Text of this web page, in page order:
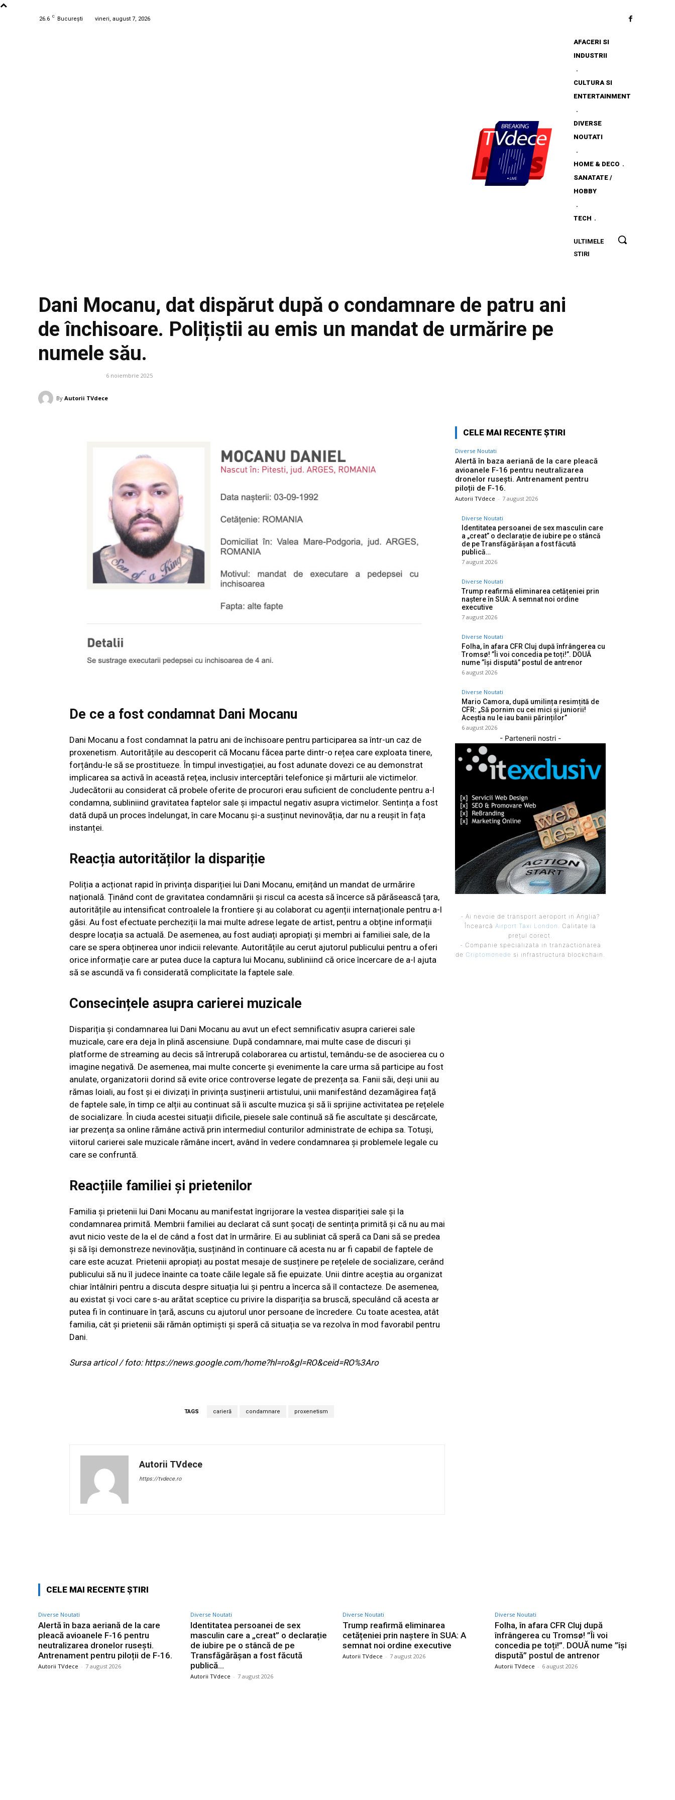
26.6 C București vineri, august 7, 2026
AFACERI SI
INDUSTRII
CULTURA SI
ENTERTAINMENT
DIVERSE
NOUTATI
HOME & DECO
SANATATE /
HOBBY
TECH
ULTIMELE
STIRI
Alertă în
Dani Mocanu, dat dispărut după o condamnare de patru ani
de închisoare. Polițiștii au emis un mandat de urmărire pe
numele său.
6 noiembrie 2025
By Autorii TVdece
De ce a fost condamnat Dani Mocanu
Dani Mocanu a fost condamnat la patru ani de închisoare pentru participarea sa într-un caz de
proxenetism. Autoritățile au descoperit că Mocanu făcea parte dintr-o rețea care exploata tinere,
forțându-le să se prostitueze. În timpul investigației, au fost adunate dovezi ce au demonstrat
implicarea sa activă în această rețea, inclusiv interceptări telefonice și mărturii ale victimelor.
Judecătorii au considerat că probele oferite de procurori erau suficient de concludente pentru a-l
condamna, subliniind gravitatea faptelor sale și impactul negativ asupra victimelor. Sentința a fost
dată după un proces îndelungat, în care Mocanu și-a susținut nevinovăția, dar nu a reușit în fața
instanței.
Reacția autorităților la dispariție
Poliția a acționat rapid în privința dispariției lui Dani Mocanu, emițând un mandat de urmărire
națională. Ținând cont de gravitatea condamnării și riscul ca acesta să încerce să părăsească țara,
autoritățile au intensificat controalele la frontiere și au colaborat cu agenții internaționale pentru a-l
găsi. Au fost efectuate percheziții la mai multe adrese legate de artist, pentru a obține informații
despre locația sa actuală. De asemenea, au fost audiați apropiați și membri ai familiei sale, de la
care se spera obținerea unor indicii relevante. Autoritățile au cerut ajutorul publicului pentru a oferi
orice informație care ar putea duce la captura lui Mocanu, subliniind că orice încercare de a-l ajuta
să se ascundă va fi considerată complicitate la faptele sale.
Consecințele asupra carierei muzicale
Dispariția și condamnarea lui Dani Mocanu au avut un efect semnificativ asupra carierei sale
muzicale, care era deja în plină ascensiune. După condamnare, mai multe case de discuri și
platforme de streaming au decis să întrerupă colaborarea cu artistul, temându-se de asocierea cu o
imagine negativă. De asemenea, mai multe concerte și evenimente la care urma să participe au fost
anulate, organizatorii dorind să evite orice controverse legate de prezența sa. Fanii săi, deși unii au
rămas loiali, au fost și ei divizați în privința susținerii artistului, unii manifestând dezamăgirea față
de faptele sale, în timp ce alții au continuat să îi asculte muzica și să îi sprijine activitatea pe rețelele
de socializare. În ciuda acestei situații dificile, piesele sale continuă să fie ascultate și descărcate,
iar prezența sa online rămâne activă prin intermediul conturilor administrate de echipa sa. Totuși,
viitorul carierei sale muzicale rămâne incert, având în vedere condamnarea și problemele legale cu
care se confruntă.
Reacțiile familiei și prietenilor
Familia și prietenii lui Dani Mocanu au manifestat îngrijorare la vestea dispariției sale și la
condamnarea primită. Membrii familiei au declarat că sunt șocați de sentința primită și că nu au mai
avut nicio veste de la el de când a fost dat în urmărire. Ei au subliniat că speră ca Dani să se predea
și să își demonstreze nevinovăția, susținând în continuare că acesta nu ar fi capabil de faptele de
care este acuzat. Prietenii apropiați au postat mesaje de susținere pe rețelele de socializare, cerând
publicului să nu îl judece înainte ca toate căile legale să fie epuizate. Unii dintre aceștia au organizat
chiar întâlniri pentru a discuta despre situația lui și pentru a încerca să îl contacteze. De asemenea,
au existat și voci care s-au arătat sceptice cu privire la dispariția sa bruscă, speculând că acesta ar
putea fi în continuare în țară, ascuns cu ajutorul unor persoane de încredere. Cu toate acestea, atât
familia, cât și prietenii săi rămân optimiști și speră că situația se va rezolva în mod favorabil pentru
Dani.
Sursa articol / foto: https://news.google.com/home?hl=ro&gl=RO&ceid=RO%3Aro
TAGS carieră condamnare proxenetism
Autorii TVdece
https://tvdece.ro
CELE MAI RECENTE ȘTIRI
Diverse Noutati
Alertă în baza aeriană de la care pleacă
avioanele F-16 pentru neutralizarea
dronelor rusești. Antrenament pentru
piloții de F-16.
Autorii TVdece - 7 august 2026
Diverse Noutati
Identitatea persoanei de sex masculin care
a „creat” o declarație de iubire pe o stâncă
de pe Transfăgărășan a fost făcută
publică…
7 august 2026
Diverse Noutati
Trump reafirmă eliminarea cetățeniei prin
naștere în SUA: A semnat noi ordine
executive
7 august 2026
Diverse Noutati
Folha, în afara CFR Cluj după înfrângerea cu
Tromsø! ”Îi voi concedia pe toți!”. DOUĂ
nume ”își dispută” postul de antrenor
6 august 2026
Diverse Noutati
Mario Camora, după umilința resimțită de
CFR: „Să pornim cu cei mici și juniorii!
Aceștia nu le iau banii părinților”
6 august 2026
- Partenerii nostri -
- Ai nevoie de transport aeroport in Anglia?
Încearcă Airport Taxi London . Calitate la
prețul corect.
- Companie specializata in tranzactionarea
de Criptomonede si infrastructura blockchain.
CELE MAI RECENTE ȘTIRI
Diverse Noutati
Alertă în baza aeriană de la care
pleacă avioanele F-16 pentru
neutralizarea dronelor rusești.
Antrenament pentru piloții de F-16.
Autorii TVdece - 7 august 2026
Diverse Noutati
Identitatea persoanei de sex
masculin care a „creat” o declarație
de iubire pe o stâncă de pe
Transfăgărășan a fost făcută
publică…
Autorii TVdece - 7 august 2026
Diverse Noutati
Trump reafirmă eliminarea
cetățeniei prin naștere în SUA: A
semnat noi ordine executive
Autorii TVdece - 7 august 2026
Diverse Noutati
Folha, în afara CFR Cluj după
înfrângerea cu Tromsø! ”Îi voi
concedia pe toți!”. DOUĂ nume ”își
dispută” postul de antrenor
Autorii TVdece - 6 august 2026